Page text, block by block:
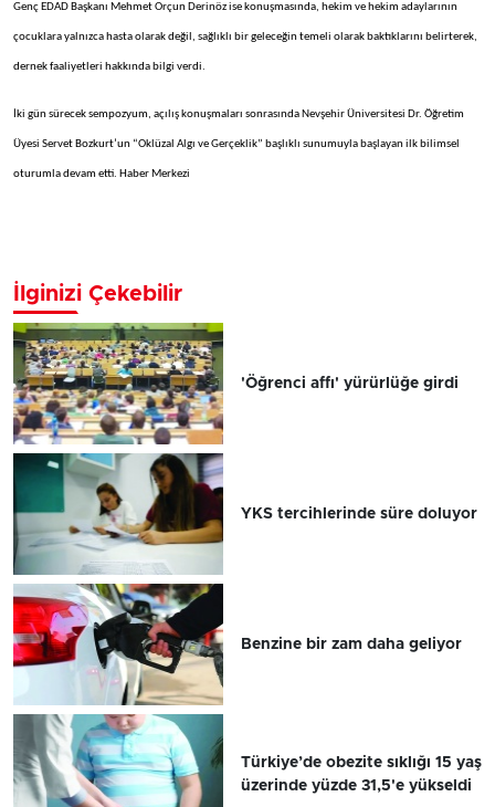
Genç EDAD Başkanı Mehmet Orçun Derinöz ise konuşmasında, hekim ve hekim adaylarının
çocuklara yalnızca hasta olarak değil, sağlıklı bir geleceğin temeli olarak baktıklarını belirterek,
dernek faaliyetleri hakkında bilgi verdi.
İki gün sürecek sempozyum, açılış konuşmaları sonrasında Nevşehir Üniversitesi Dr. Öğretim
Üyesi Servet Bozkurt’un “Oklüzal Algı ve Gerçeklik” başlıklı sunumuyla başlayan ilk bilimsel
oturumla devam etti. Haber Merkezi
İlginizi Çekebilir
'Öğrenci affı' yürürlüğe girdi
YKS tercihlerinde süre doluyor
Benzine bir zam daha geliyor
Türkiye’de obezite sıklığı 15 yaş
üzerinde yüzde 31,5'e yükseldi